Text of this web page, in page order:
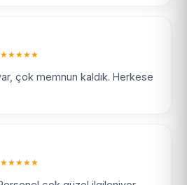
★★★★★
çok memnun kaldık. Herkese
★★★★★